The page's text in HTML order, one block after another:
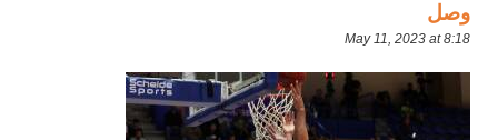
وصل
May 11, 2023 at 8:18